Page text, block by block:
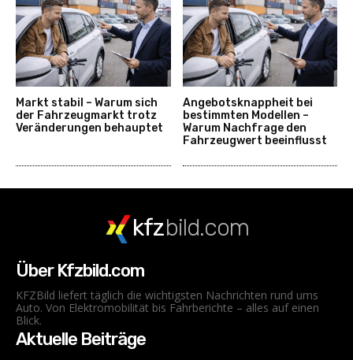
Markt stabil – Warum sich
der Fahrzeugmarkt trotz
Veränderungen behauptet
Angebotsknappheit bei
bestimmten Modellen –
Warum Nachfrage den
Fahrzeugwert beeinflusst
kfzbild.com
Über Kfzbild.com
KFZBild liefert täglich die wichtigsten Nachrichten rund ums
Auto. Von Elektromobilität bis Fahrberichte – alles auf einen
Blick.
Aktuelle Beiträge